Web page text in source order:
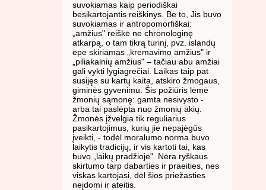
suvokiamas kaip periodiškai
besikartojantis reiškinys. Be to, Jis buvo
suvokiamas ir antropomorfiškai:
„amžius" reiškė ne chronologinę
atkarpą, o tam tikrą turinį, pvz. islandų
epe skiriamas „kremavimo amžius" ir
„piliakalnių amžius" – tačiau abu amžiai
gali vykti lygiagrečiai. Laikas taip pat
susijęs su kartų kaita, atskiro žmogaus,
giminės gyvenimu. Šis požiūris lėmė
žmonių sąmonę: gamta nesivysto -
arba tai paslėpta nuo žmonių akių.
Žmonės įžvelgia tik reguliarius
pasikartojimus, kurių jie nepajėgūs
įveikti, - todėl moralumo norma buvo
laikytis tradicijų, ir vis kartoti tai, kas
buvo „laikų pradžioje". Nėra ryškaus
skirtumo tarp dabarties ir praeities, nes
viskas kartojasi, dėl šios priežasties
neįdomi ir ateitis.